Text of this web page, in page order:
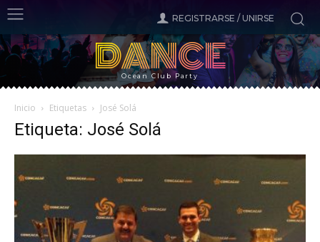
REGISTRARSE / UNIRSE
DANCE
Ocean Club Party
Inicio Etiquetas José Solá
Etiqueta: José Solá